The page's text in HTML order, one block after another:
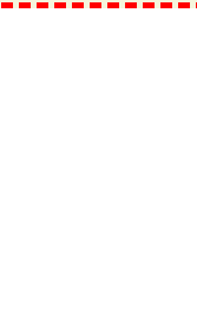
Монино,
LQY, DPI, BSN,